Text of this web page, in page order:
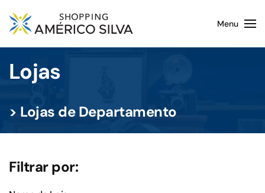
Skip to main content
Menu
Lojas
> Lojas de Departamento
Filtrar por: